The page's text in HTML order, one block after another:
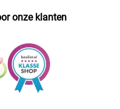
onze klanten